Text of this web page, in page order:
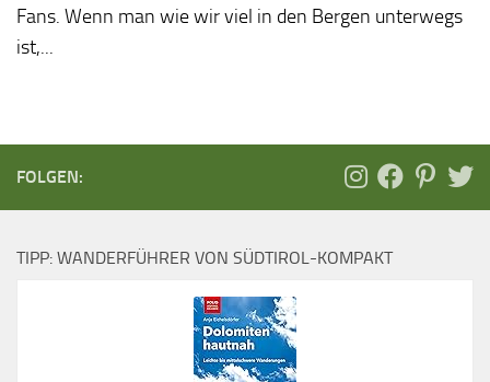
Fans. Wenn man wie wir viel in den Bergen unterwegs
ist,...
FOLGEN:
TIPP: WANDERFÜHRER VON SÜDTIROL-KOMPAKT